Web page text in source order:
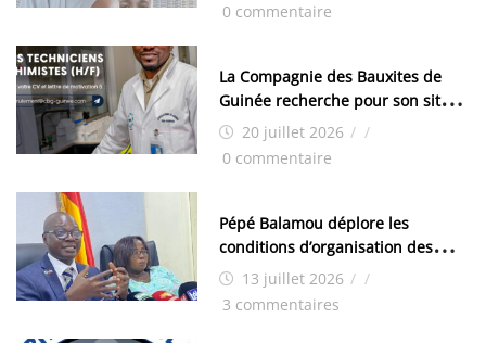
0 commentaire
La Compagnie des Bauxites de
Guinée recherche pour son site
de Kamsar des techniciens
chimistes (H/F)
20 juillet 2026 / /
0 commentaire
Pépé Balamou déplore les
conditions d’organisation des
examens nationaux : « Si ce sont
les élections, on trouve tous les
13 juillet 2026 / /
3 commentaires